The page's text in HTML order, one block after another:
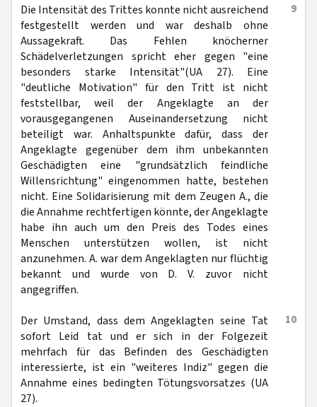
9
Die Intensität des Trittes konnte nicht ausreichend
festgestellt werden und war deshalb ohne
Aussagekraft. Das Fehlen knöcherner
Schädelverletzungen spricht eher gegen "eine
besonders starke Intensität"(UA 27). Eine
"deutliche Motivation" für den Tritt ist nicht
feststellbar, weil der Angeklagte an der
vorausgegangenen Auseinandersetzung nicht
beteiligt war. Anhaltspunkte dafür, dass der
Angeklagte gegenüber dem ihm unbekannten
Geschädigten eine "grundsätzlich feindliche
Willensrichtung" eingenommen hatte, bestehen
nicht. Eine Solidarisierung mit dem Zeugen A., die
die Annahme rechtfertigen könnte, der Angeklagte
habe ihn auch um den Preis des Todes eines
Menschen unterstützen wollen, ist nicht
anzunehmen. A. war dem Angeklagten nur flüchtig
bekannt und wurde von D. V. zuvor nicht
angegriffen.
10
Der Umstand, dass dem Angeklagten seine Tat
sofort Leid tat und er sich in der Folgezeit
mehrfach für das Befinden des Geschädigten
interessierte, ist ein "weiteres Indiz" gegen die
Annahme eines bedingten Tötungsvorsatzes (UA
27).